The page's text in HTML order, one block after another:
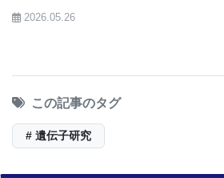
者は失われた遺伝子や重複した
り、1950年代からほとんど変化
薬をよりよいものにする可能性が
ブラウンシュタイン博士によれ
2026.05.26
この記事のタグ
# 遺伝子研究